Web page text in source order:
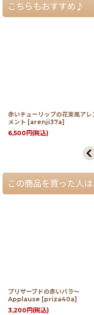
こちらもおすすめ♪
赤いチューリップの花束風アレ
メント [arenji37a]
6,500円(税込)
この商品を買った人
プリザーブドの赤いバラ〜
Applause [priza40a]
3,200円(税込)